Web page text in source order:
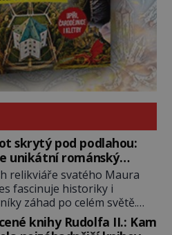
skrytý pod podlahou:
unikátní románský
dostal do zapadlého
relikviáře svatého Maura
fascinuje historiky i
záhad po celém světě.
zlatnická památka
století je po českých
knihy Rudolfa II.: Kam